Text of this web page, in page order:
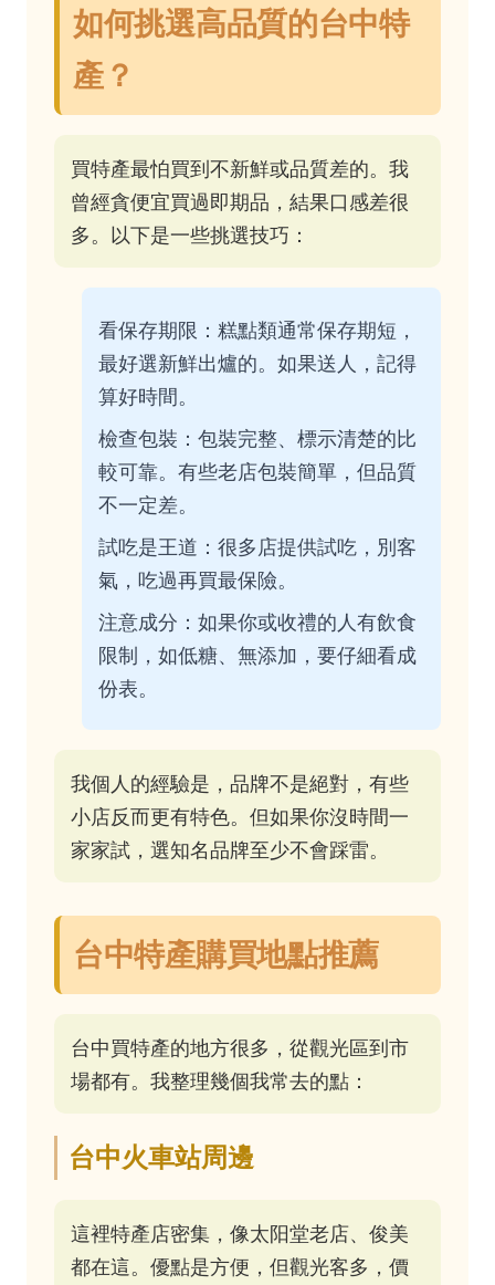
如何挑選高品質的台中特
產？
買特產最怕買到不新鮮或品質差的。我
曾經貪便宜買過即期品，結果口感差很
多。以下是一些挑選技巧：
看保存期限：糕點類通常保存期短，
最好選新鮮出爐的。如果送人，記得
算好時間。
檢查包裝：包裝完整、標示清楚的比
較可靠。有些老店包裝簡單，但品質
不一定差。
試吃是王道：很多店提供試吃，別客
氣，吃過再買最保險。
注意成分：如果你或收禮的人有飲食
限制，如低糖、無添加，要仔細看成
份表。
我個人的經驗是，品牌不是絕對，有些
小店反而更有特色。但如果你沒時間一
家家試，選知名品牌至少不會踩雷。
台中特產購買地點推薦
台中買特產的地方很多，從觀光區到市
場都有。我整理幾個我常去的點：
台中火車站周邊
這裡特產店密集，像太阳堂老店、俊美
都在這。優點是方便，但觀光客多，價